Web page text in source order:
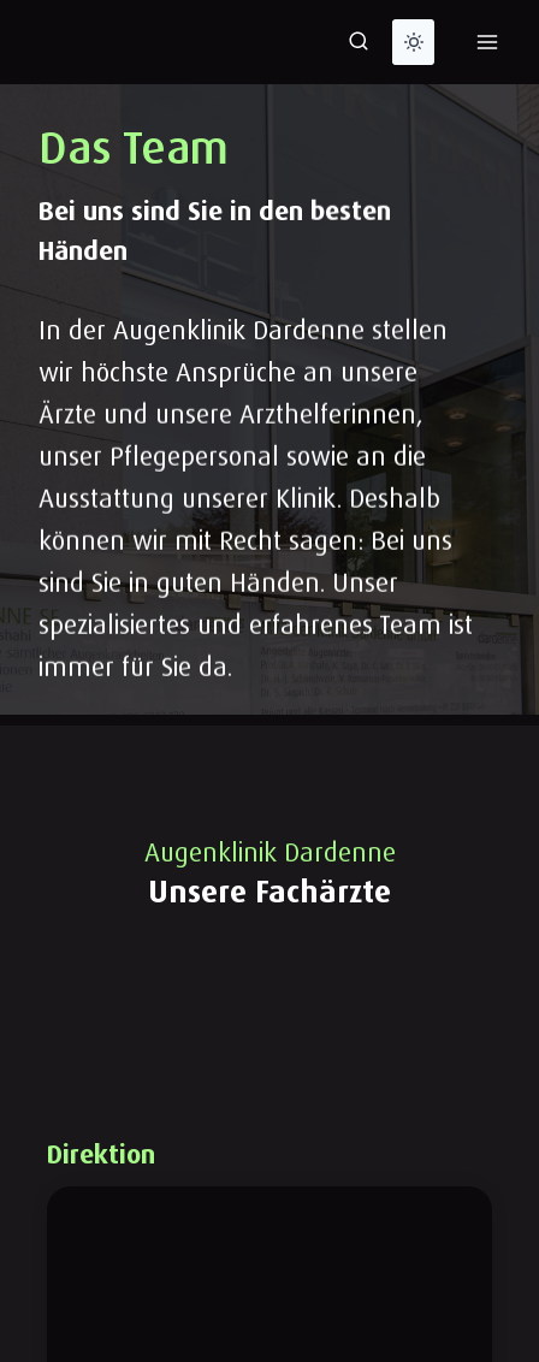
Das Team
Bei uns sind Sie in den besten
Händen
In der Augenklinik Dardenne stellen
wir höchste Ansprüche an unsere
Ärzte und unsere Arzthelferinnen,
unser Pflegepersonal sowie an die
Ausstattung unserer Klinik. Deshalb
können wir mit Recht sagen: Bei uns
sind Sie in guten Händen. Unser
spezialisiertes und erfahrenes Team ist
immer für Sie da.
Augenklinik Dardenne
Unsere Fachärzte
Direktion